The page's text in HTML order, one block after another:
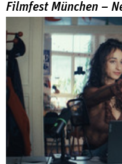
Filmfest München –